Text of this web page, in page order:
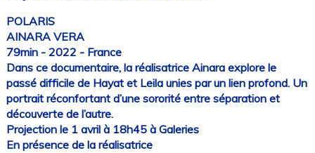
POLARIS
AINARA VERA
79min - 2022 - France
Dans ce documentaire, la réalisatrice Ainara explore le
passé difficile de Hayat et Leila unies par un lien profond. Un
portrait réconfortant d’une sororité entre séparation et
découverte de l’autre.
Projection le 1 avril à 18h45 à Galeries
En présence de la réalisatrice